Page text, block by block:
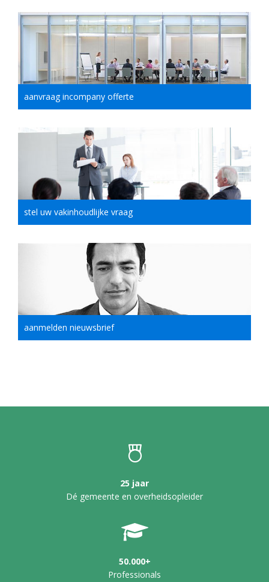
aanvraag incompany offerte
stel uw vakinhoudlijke vraag
aanmelden nieuwsbrief
25 jaar
Dé gemeente en overheidsopleider
50.000+
Professionals